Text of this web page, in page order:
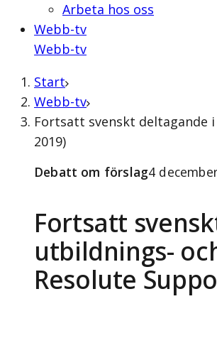
Arbeta hos oss
Webb-tv
Webb-tv
Start
Webb-tv
Fortsatt svenskt deltagande
2019)
Fortsatt
utbildnings-
Resolute
Debatt om förslag4